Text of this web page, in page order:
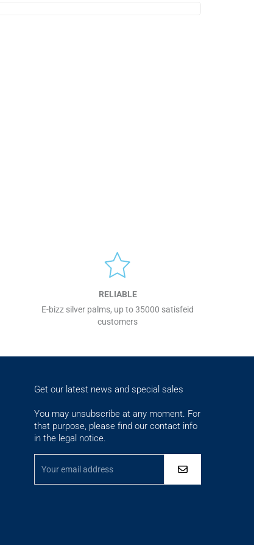
RELIABLE
E-bizz silver palms, up to 35000 satisfeid
customers
Get our latest news and special sales
You may unsubscribe at any moment. For
that purpose, please find our contact info
in the legal notice.
Personnalisez vos préférences pour contrôler la